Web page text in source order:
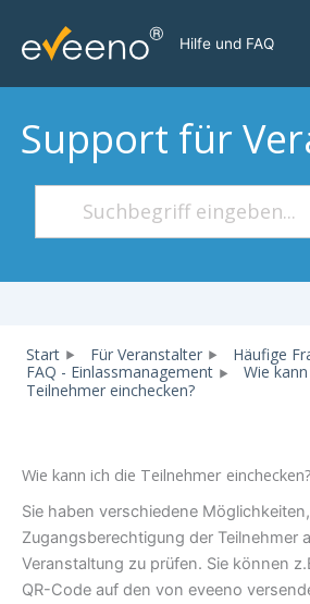
Inhalt
springen
Hilfe und FAQ
Support für
Start Für Veranstalter
Häufige
FAQ - Einlassmanagement
Wie
Teilnehmer einchecken?
Wie kann ich die Teilnehmer einchecken?
Sie haben verschiedene
Zugangsberechtigung der Teilnehmer
Veranstaltung zu prüfen. Sie können
QR-Code auf den von eveeno